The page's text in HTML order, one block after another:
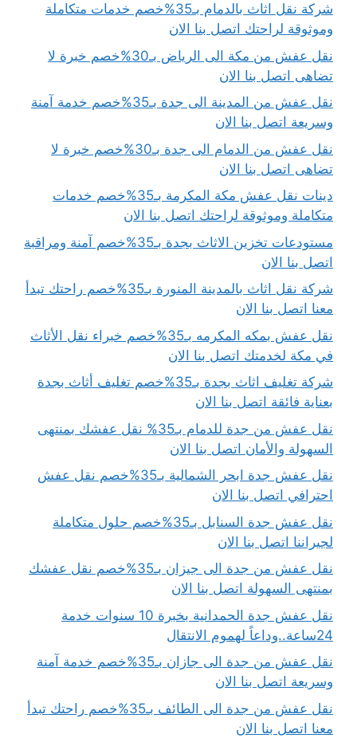
شركة نقل اثاث بالدمام بـ35%خصم خدمات متكاملة
وموثوقة لراحتك اتصل بنا الان
نقل عفش من مكة الى الرياض بـ30%خصم خبرة لا
تضاهى اتصل بنا الان
نقل عفش من المدينة الى جدة بـ35%خصم خدمة آمنة
وسريعة اتصل بنا الان
نقل عفش من الدمام الى جدة بـ30%خصم خبرة لا
تضاهى اتصل بنا الان
دينات نقل عفش مكة المكرمة بـ35%خصم خدمات
متكاملة وموثوقة لراحتك اتصل بنا الان
مستودعات تخزين الاثاث بجدة بـ35%خصم آمنة ومراقبة
اتصل بنا الان
شركة نقل اثاث بالمدينة المنورة بـ35%خصم راحتك تبدأ
معنا اتصل بنا الان
نقل عفش بمكه المكرمه بـ35%خصم خبراء نقل الأثاث
في مكة لخدمتك اتصل بنا الان
شركة تغليف اثاث بجدة بـ35%خصم تغليف أثاث بجدة
بعناية فائقة اتصل بنا الان
نقل عفش من جدة للدمام بـ35% نقل عفشك بمنتهى
السهولة والأمان اتصل بنا الان
نقل عفش جدة ابحر الشمالية بـ35%خصم نقل عفش
احترافي اتصل بنا الان
نقل عفش جدة السنابل بـ35%خصم حلول متكاملة
لجيراننا اتصل بنا الان
نقل عفش من جدة الى جيزان بـ35%خصم نقل عفشك
بمنتهى السهولة اتصل بنا الان
نقل عفش جدة الحمدانية بخبرة 10 سنوات خدمة
24ساعة..وداعاً لهموم الانتقال
نقل عفش من جدة الى جازان بـ35%خصم خدمة آمنة
وسريعة اتصل بنا الان
نقل عفش من جدة الى الطائف بـ35%خصم راحتك تبدأ
معنا اتصل بنا الان